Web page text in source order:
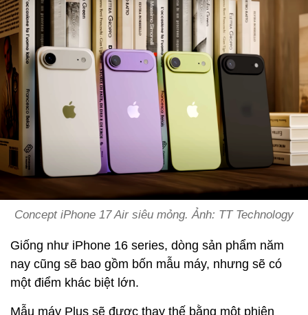
Concept iPhone 17 Air siêu mỏng. Ảnh: TT Technology
Giống như iPhone 16 series, dòng sản phẩm năm
nay cũng sẽ bao gồm bốn mẫu máy, nhưng sẽ có
một điểm khác biệt lớn.
Mẫu máy Plus sẽ được thay thế bằng một phiên